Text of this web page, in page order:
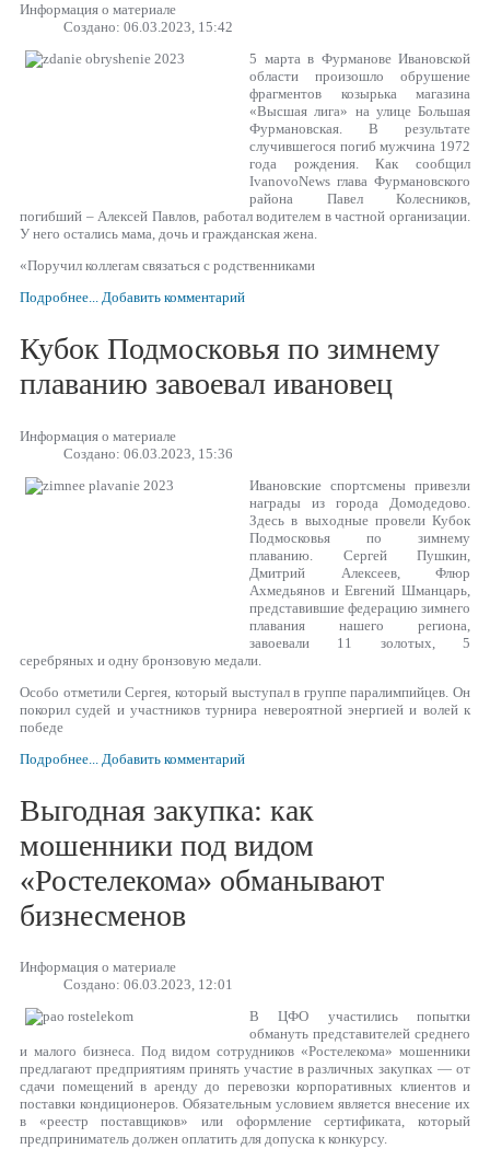
Информация о материале
Создано: 06.03.2023, 15:42
5 марта в Фурманове Ивановской
области произошло обрушение
фрагментов козырька магазина
«Высшая лига» на улице Большая
Фурмановская. В результате
случившегося погиб мужчина 1972
года рождения. Как сообщил
IvanovoNews глава Фурмановского
района Павел Колесников,
погибший – Алексей Павлов, работал водителем в частной организации.
У него остались мама, дочь и гражданская жена.
«Поручил коллегам связаться с родственниками
Подробнее... Добавить комментарий
Кубок Подмосковья по зимнему
плаванию завоевал ивановец
Информация о материале
Создано: 06.03.2023, 15:36
Ивановские спортсмены привезли
награды из города Домодедово.
Здесь в выходные провели Кубок
Подмосковья по зимнему
плаванию. Сергей Пушкин,
Дмитрий Алексеев, Флюр
Ахмедьянов и Евгений Шманцарь,
представившие федерацию зимнего
плавания нашего региона,
завоевали 11 золотых, 5
серебряных и одну бронзовую медали.
Особо отметили Сергея, который выступал в группе паралимпийцев. Он
покорил судей и участников турнира невероятной энергией и волей к
победе
Подробнее...
Добавить комментарий
Выгодная закупка: как
мошенники под видом
«Ростелекома» обманывают
бизнесменов
Информация о материале
Создано: 06.03.2023, 12:01
В ЦФО участились попытки
обмануть представителей среднего
и малого бизнеса. Под видом сотрудников «Ростелекома» мошенники
предлагают предприятиям принять участие в различных закупках — от
сдачи помещений в аренду до перевозки корпоративных клиентов и
поставки кондиционеров. Обязательным условием является внесение их
в «реестр поставщиков» или оформление сертификата, который
предприниматель должен оплатить для допуска к конкурсу.